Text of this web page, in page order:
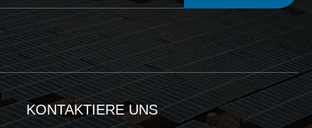
KONTAKTIERE UNS